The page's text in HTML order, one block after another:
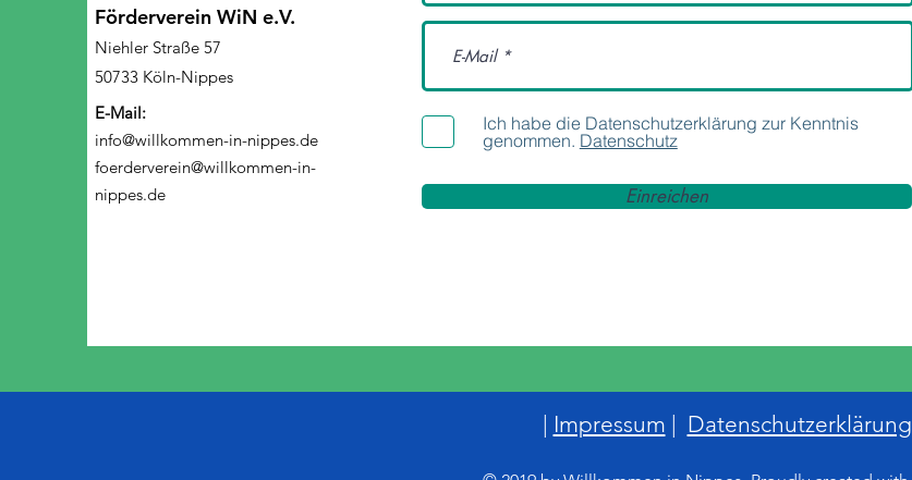
Förderverein WiN e.V.
Niehler Straße 57
50733 Köln-Nippes
E-Mail:
info@willkommen-in-nippes.de
foerderverein@willkommen-in-
nippes.de
Ich habe die Datenschutzerklärung zur Kenntnis
genommen. Datenschutz
Einreichen
| Impressum | Datenschutzerklärung